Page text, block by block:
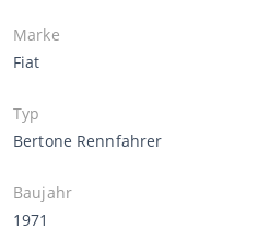
Marke
Fiat
Typ
Bertone Rennfahrer
Baujahr
1971